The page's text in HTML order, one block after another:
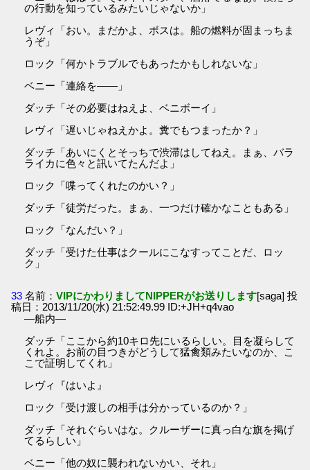
の行動を知っているみたいじゃないか」
レヴィ「おい。まだかよ、ボスは。船の燃料が固まっちま
うぞ」
ロック「何かトラブルでもあったかもしれないな」
ベニー「連絡を――」
ダッチ「その必要はねえよ、ベニボーイ」
レヴィ「遅いじゃねえかよ。糞でもつまったか？」
ダッチ「あいにくとそっちで渋滞はしてねえ。まぁ、バラ
ライカに色々と訊いてたんだよ」
ロック「喋ってくれたのかい？」
ダッチ「徒労だった。まぁ、一つだけ確かなこともある」
ロック「なんだい？」
ダッチ「受けた仕事はクールにこなすってことだ、ロッ
ク」
33 名前：VIPにかわりましてNIPPERがお送りします[saga] 投
稿日：2013/11/20(水) 21:52:49.99 ID:+JH+q4vao
―船内―
ダッチ「ここから約10キロ先にいるらしい。目を凝らして
くれよ。お前の目つきがどうして猛禽類みたいなのか、こ
こで証明してくれ」
レヴィ『はいよ』
ロック「受け渡しの相手は分かっているのか？」
ダッチ「それぐらいはな。クルーザーに真っ白な旗を掲げ
てるらしい」
ベニー「他の奴に襲われないかい、それ」